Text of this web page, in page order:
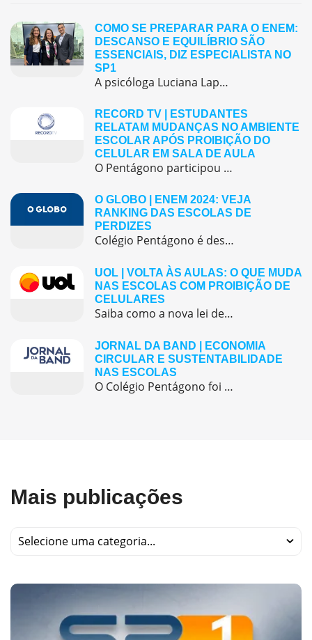
COMO SE PREPARAR PARA O ENEM:
DESCANSO E EQUILÍBRIO SÃO
ESSENCIAIS, DIZ ESPECIALISTA NO
SP1
A psicóloga Luciana Lapa, orientadora educacional do Colégio Pentágono Morumbi, participou do telejornal SP1, da TV Globo, no dia 8 de novembro, para comentar sobre a preparação emocional dos estudantes na véspera do Enem. Durante a entrevista, ela destacou que o dia anterior à prova deve ser dedicado ao descanso e à tranquilidade. Segundo a […]
RECORD TV | ESTUDANTES
RELATAM MUDANÇAS NO AMBIENTE
ESCOLAR APÓS PROIBIÇÃO DO
CELULAR EM SALA DE AULA
O Pentágono participou de uma matéria especial no programa Repórter Record Investigação sobre a proibição do uso de celulares em sala de aula após um semestre da lei.
O GLOBO | ENEM 2024: VEJA
RANKING DAS ESCOLAS DE
PERDIZES
Colégio Pentágono é destaque no ENEM 2024: liderança em Perdizes demonstra compromisso com excelência acadêmica.
UOL | VOLTA ÀS AULAS: O QUE MUDA
NAS ESCOLAS COM PROIBIÇÃO DE
CELULARES
Saiba como a nova lei de proibição de celulares nas escolas foi aplicada e como o Colégio Pentágono adotou medidas conscientes para promover ambiente de foco e aprendizado presencial.
JORNAL DA BAND | ECONOMIA
CIRCULAR E SUSTENTABILIDADE
NAS ESCOLAS
O Colégio Pentágono foi destaque na mídia ao apresentar uma de suas iniciativas mais relevantes ligadas à economia circular e à sustentabilidade: as feiras de trocas de livros e uniformes. A ação, realizada anualmente, promove uma cultura de consumo consciente, fortalece a comunidade escolar e contribui diretamente para o bolso das famílias, especialmente em um […]
Mais publicações